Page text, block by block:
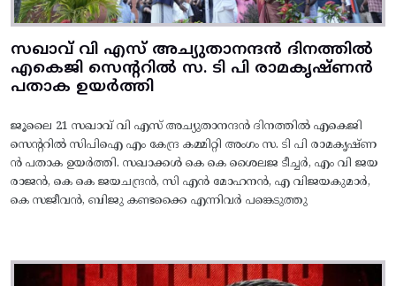
സഖാവ് വി എസ് അച്യുതാനന്ദൻ ദിനത്തിൽ
എകെജി സെന്ററിൽ സ. ടി പി രാമകൃഷ്‌ണൻ
പതാക ഉയർത്തി
ജൂലൈ 21 സഖാവ് വി എസ് അച്യുതാനന്ദൻ ദിനത്തിൽ എകെജി
സെന്ററിൽ സിപിഐ എം കേന്ദ്ര കമ്മിറ്റി അംഗം സ. ടി പി രാമകൃഷ്‌ണ
ൻ പതാക ഉയർത്തി. സഖാക്കൾ കെ കെ ശൈലജ ടീച്ചർ, എം വി ജയ
രാജൻ, കെ കെ ജയചന്ദ്രൻ, സി എൻ മോഹനൻ, എ വിജയകുമാർ,
കെ സജീവൻ, ബിജു കണ്ടക്കൈ എന്നിവർ പങ്കെടുത്തു